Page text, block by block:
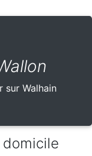
sur Walhain